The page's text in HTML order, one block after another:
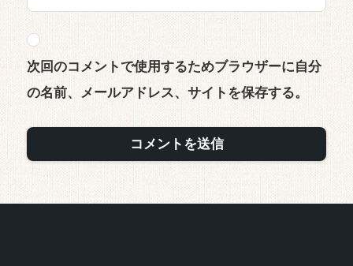
次回のコメントで使用するためブラウザーに自分
の名前、メールアドレス、サイトを保存する。